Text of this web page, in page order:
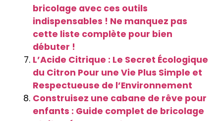
bricolage avec ces outils
indispensables ! Ne manquez pas
cette liste complète pour bien
débuter !
L’Acide Citrique : Le Secret Écologique
du Citron Pour une Vie Plus Simple et
Respectueuse de l’Environnement
Construisez une cabane de rêve pour
enfants : Guide complet de bricolage